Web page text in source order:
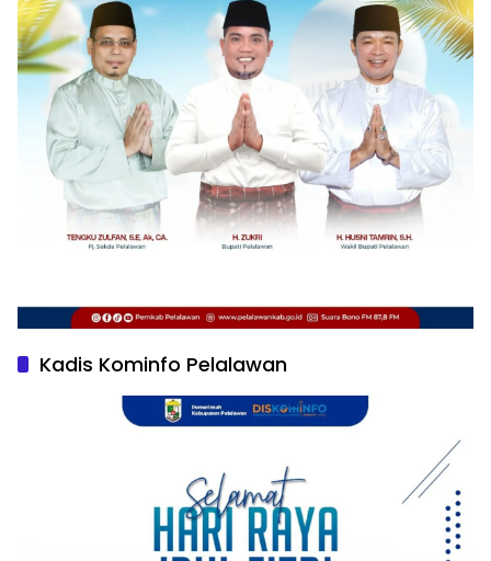
Kadis Kominfo Pelalawan